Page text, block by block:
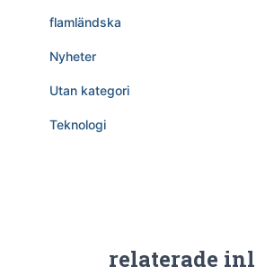
flamländska
Nyheter
Utan kategori
Teknologi
relaterade